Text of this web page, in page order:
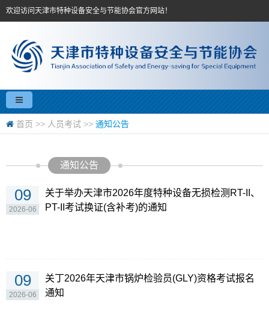
欢迎访问天津市特种设备安全与节能协会官方网站！
首页 >> 人员考试 >> 通知公告
通知公告
09
2026-06
关于举办天津市2026年度特种设备无损检测RT-II、
PT-II考试换证(含补考)的通知
09
2026-06
关丁2026年天津市锅炉检验员(GLY)资格考试报名
通知